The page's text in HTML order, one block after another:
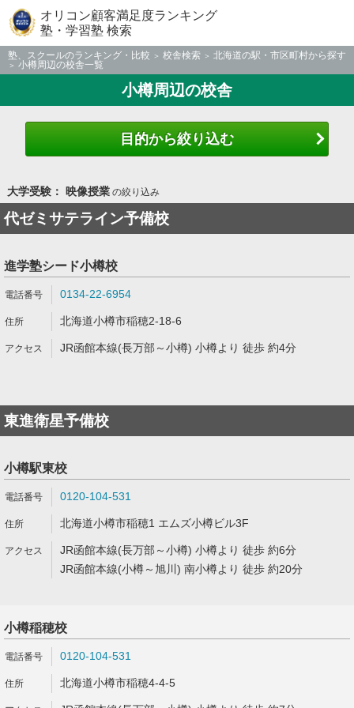
オリコン顧客満足度ランキング
塾・学習塾 検索
塾、スクールのランキング・比較 校舎検索
北海道の駅・市区町村から探す
小樽周辺の校舎一覧
小樽周辺の校舎
目的から絞り込む
大学受験： 映像授業の絞り込み
代ゼミサテライン予備校
進学塾シード小樽校
0134-22-6954
北海道小樽市稲穂2-18-6
JR函館本線(長万部～小樽) 小樽より 徒歩 約4分
東進衛星予備校
小樽駅東校
0120-104-531
北海道小樽市稲穂1 エムズ小樽ビル3F
JR函館本線(長万部～小樽) 小樽より 徒歩 約6分
JR函館本線(小樽～旭川) 南小樽より 徒歩 約20分
小樽稲穂校
0120-104-531
北海道小樽市稲穂4-4-5